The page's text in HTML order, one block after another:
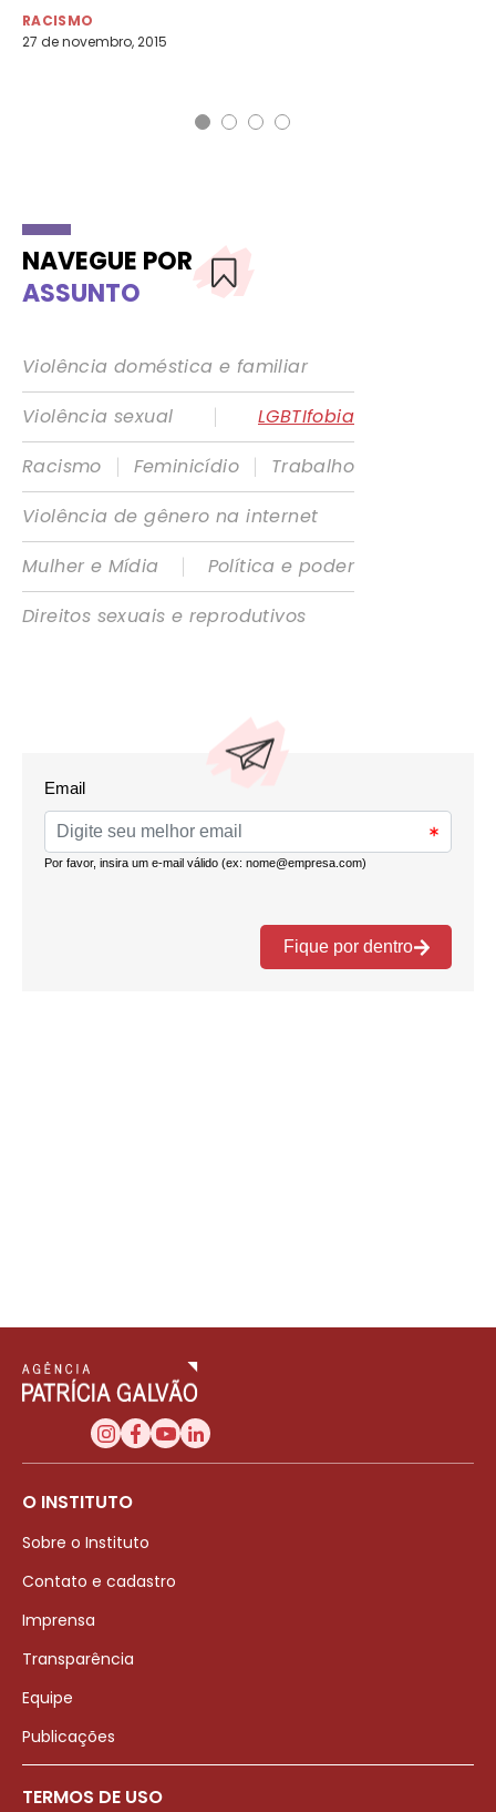
RACISMO
27 de novembro, 2015
NAVEGUE POR
ASSUNTO
Violência doméstica e familiar
Violência sexual
|
LGBTIfobia
Racismo
| Feminicídio |
Trabalho
Violência de gênero na internet
Mulher e Mídia
|
Política e poder
Direitos sexuais e reprodutivos
O INSTITUTO
Sobre o Instituto
Contato e cadastro
Imprensa
Transparência
Equipe
Publicações
TERMOS DE USO